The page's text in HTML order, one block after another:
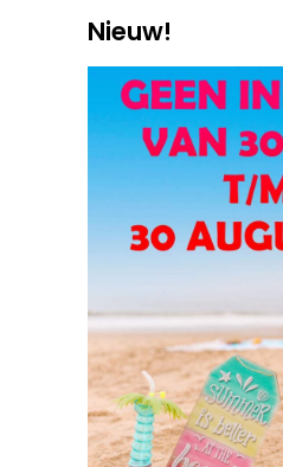
Nieuw!